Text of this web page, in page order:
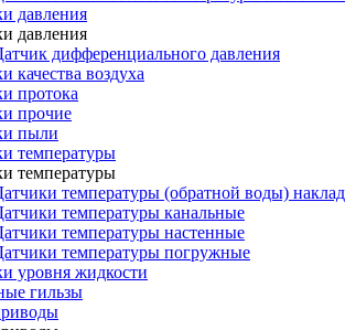
давления
давления
дифференциального давления
качества воздуха
протока
прочие
пыли
температуры
температуры
температуры (обратной воды)
температуры канальные
температуры настенные
температуры погружные
уровня жидкости
гильзы